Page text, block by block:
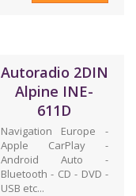
Autoradio 2DIN
Alpine INE-
611D
Navigation Europe -
Apple CarPlay -
Android Auto -
Bluetooth - CD - DVD -
USB etc...